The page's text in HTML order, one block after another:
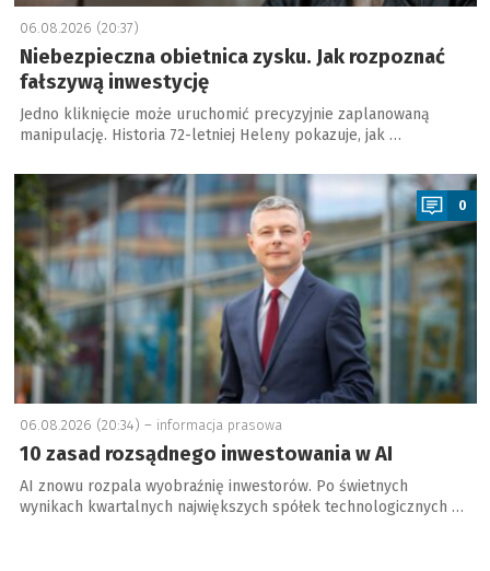
06.08.2026 (20:37)
Niebezpieczna obietnica zysku. Jak rozpoznać
fałszywą inwestycję
Jedno kliknięcie może uruchomić precyzyjnie zaplanowaną
manipulację. Historia 72-letniej Heleny pokazuje, jak …
a
0
06.08.2026 (20:34) – informacja prasowa
10 zasad rozsądnego inwestowania w AI
AI znowu rozpala wyobraźnię inwestorów. Po świetnych
wynikach kwartalnych największych spółek technologicznych …